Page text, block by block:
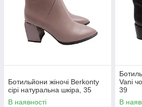
Ботильйони жіночі Berkonty
сірі натуральна шкіра, 35
В наявності
Vani
39
В